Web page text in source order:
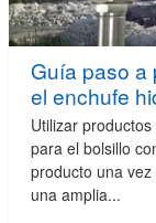
Guía paso a
el enchufe
Utilizar
para el bolsillo
producto una
una amplia...